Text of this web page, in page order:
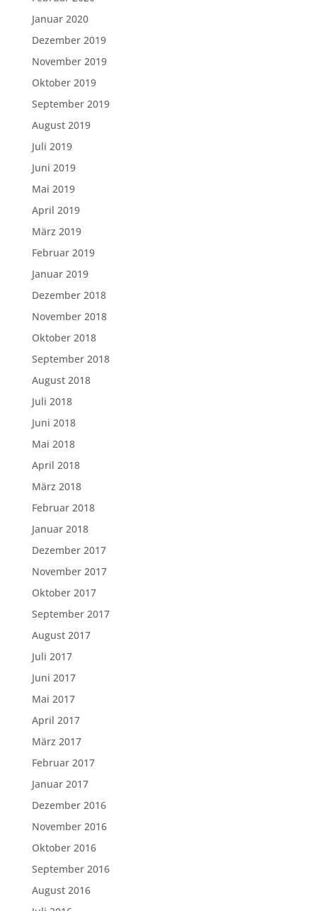
Januar 2020
Dezember 2019
November 2019
Oktober 2019
September 2019
August 2019
Juli 2019
Juni 2019
Mai 2019
April 2019
März 2019
Februar 2019
Januar 2019
Dezember 2018
November 2018
Oktober 2018
September 2018
August 2018
Juli 2018
Juni 2018
Mai 2018
April 2018
März 2018
Februar 2018
Januar 2018
Dezember 2017
November 2017
Oktober 2017
September 2017
August 2017
Juli 2017
Juni 2017
Mai 2017
April 2017
März 2017
Februar 2017
Januar 2017
Dezember 2016
November 2016
Oktober 2016
September 2016
August 2016